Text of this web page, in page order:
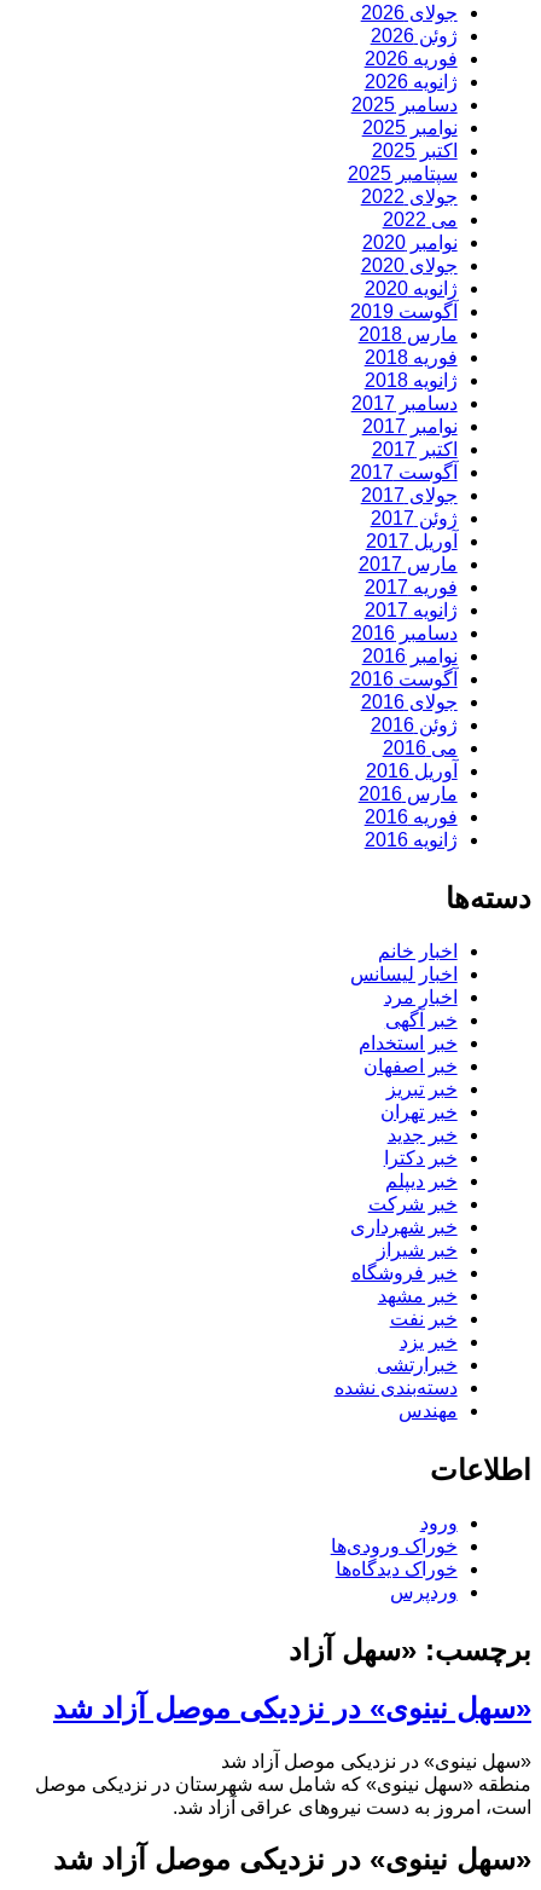
جولای 2026
ژوئن 2026
فوریه 2026
ژانویه 2026
دسامبر 2025
نوامبر 2025
اکتبر 2025
سپتامبر 2025
جولای 2022
می 2022
نوامبر 2020
جولای 2020
ژانویه 2020
آگوست 2019
مارس 2018
فوریه 2018
ژانویه 2018
دسامبر 2017
نوامبر 2017
اکتبر 2017
آگوست 2017
جولای 2017
ژوئن 2017
آوریل 2017
مارس 2017
فوریه 2017
ژانویه 2017
دسامبر 2016
نوامبر 2016
آگوست 2016
جولای 2016
ژوئن 2016
می 2016
آوریل 2016
مارس 2016
فوریه 2016
ژانویه 2016
دسته‌ها
اخبار خانم
اخبار لیسانس
اخبار مرد
خبر آگهی
خبر استخدام
خبر اصفهان
خبر تبریز
خبر تهران
خبر جدید
خبر دکترا
خبر دیپلم
خبر شرکت
خبر شهرداری
خبر شیراز
خبر فروشگاه
خبر مشهد
خبر نفت
خبر یزد
خبرارتشی
دسته‌بندی نشده
مهندس
اطلاعات
ورود
خوراک ورودی‌ها
خوراک دیدگاه‌ها
وردپرس
برچسب: «سهل آزاد
«سهل نینوی» در نزدیکی موصل آزاد شد
«سهل نینوی» در نزدیکی موصل آزاد شد
منطقه «سهل نینوی» که شامل سه شهرستان در نزدیکی موصل
است، امروز به دست نیروهای عراقی آزاد شد.
«سهل نینوی» در نزدیکی موصل آزاد شد